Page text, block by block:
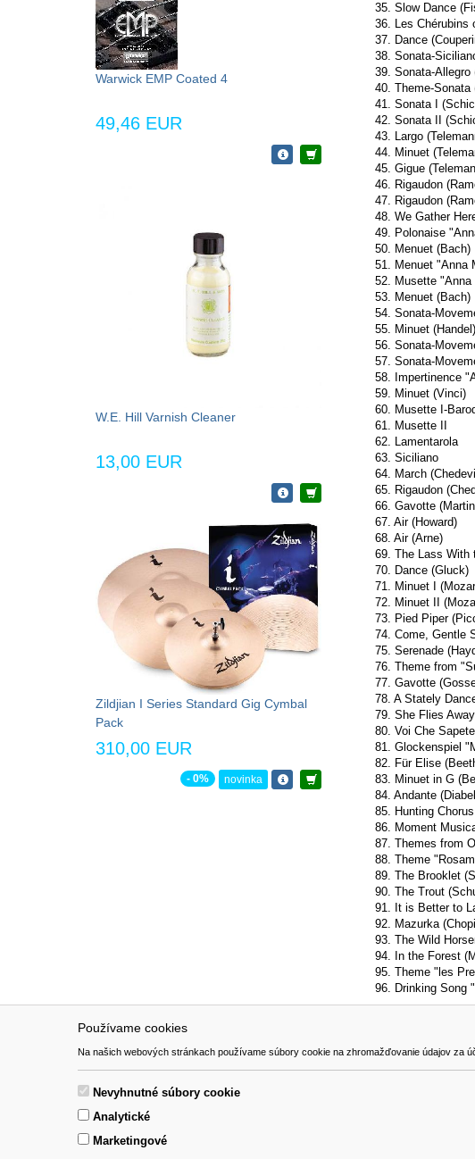
Používame cookies
Na našich webových stránkach používame súbory cookie na zhromažďovanie údajov za
Nevyhnutné súbory cookie
Analytické
Marketingové
Warwick EMP Coated 4
49,46 EUR
W.E. Hill Varnish Cleaner
13,00 EUR
Zildjian I Series Standard Gig Cymbal
Pack
310,00 EUR
- 0% novinka
35. Slow Dance
36. Les Chérubins
37. Dance
38. Sonata-
39. Sonata-Allegro
40. Theme-Sonata
41. Sonata I
42. Sonata II
43. Largo
44. Minuet
45. Gigue
46. Rigaudon
47. Rigaudon
48. We Gather
49. Polonaise
50. Menuet (Bach)
51. Menuet "Anna
52. Musette "Anna
53. Menuet (Bach)
54. Sonata-
55. Minuet (Handel)
56. Sonata-
57. Sonata-
58. Impertinence
59. Minuet (Vinci)
60. Musette I-
61. Musette II
62. Lamentarola
63. Siciliano
64. March
65. Rigaudon
66. Gavotte
67. Air (Howard)
68. Air (Arne)
69. The Lass With
70. Dance (Gluck)
71. Minuet I
72. Minuet II
73. Pied Piper
74. Come, Gentle
75. Serenade
76. Theme from
77. Gavotte
78. A Stately
79. She Flies
80. Voi Che
81. Glockenspiel
82. Für Elise
83. Minuet in G
84. Andante
85. Hunting
86. Moment
87. Themes from
88. Theme
89. The Brooklet
90. The Trout
91. It is Better to
92. Mazurka
93. The Wild
94. In the Forest
95. Theme "les
96. Drinking Song
Pomoc
Kontakt